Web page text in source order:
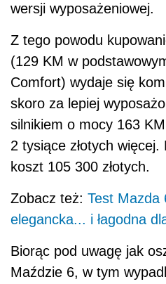
wersji wyposażeniowej.
Z tego powodu
(129 KM w
Comfort) wydaje się
skoro za lepiej
silnikiem o mocy 163
2 tysiące złotych
koszt 105 300 złotych.
Zobacz też: Test Mazda
elegancka... i łagodna
Biorąc pod uwagę jak
Maździe 6, w tym